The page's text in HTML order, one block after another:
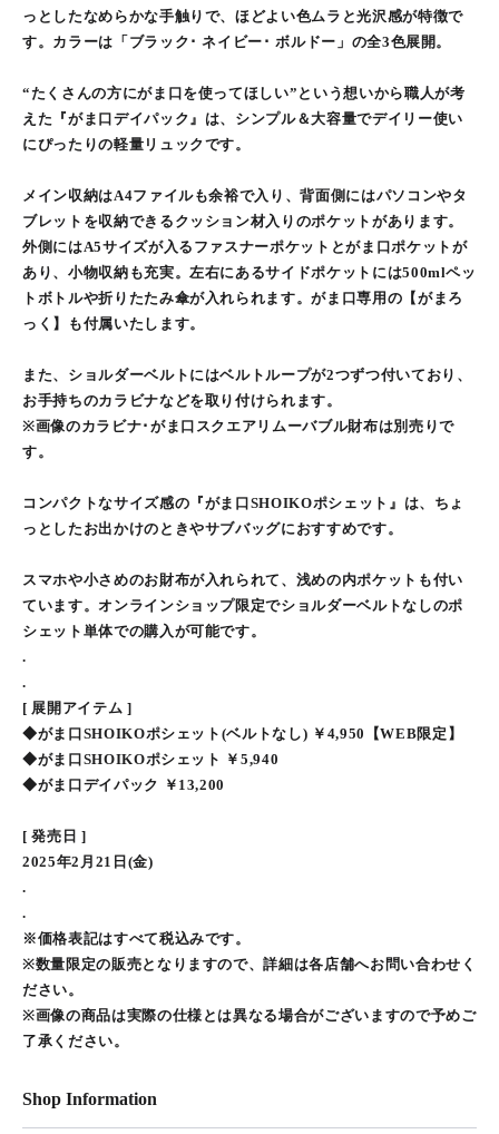
っとしたなめらかな手触りで、ほどよい色ムラと光沢感が特徴で
す。カラーは「ブラック･ ネイビー･ ボルドー」の全3色展開。
“たくさんの方にがま口を使ってほしい”という想いから職人が考
えた『がま口デイパック』は、シンプル＆大容量でデイリー使い
にぴったりの軽量リュックです。
メイン収納はA4ファイルも余裕で入り、背面側にはパソコンやタ
ブレットを収納できるクッション材入りのポケットがあります。
外側にはA5サイズが入るファスナーポケットとがま口ポケットが
あり、小物収納も充実。左右にあるサイドポケットには500mlペッ
トボトルや折りたたみ傘が入れられます。がま口専用の【がまろ
っく】も付属いたします。
また、ショルダーベルトにはベルトループが2つずつ付いており、
お手持ちのカラビナなどを取り付けられます。
※画像のカラビナ･がま口スクエアリムーバブル財布は別売りで
す。
コンパクトなサイズ感の『がま口SHOIKOポシェット』は、ちょ
っとしたお出かけのときやサブバッグにおすすめです。
スマホや小さめのお財布が入れられて、浅めの内ポケットも付い
ています。オンラインショップ限定でショルダーベルトなしのポ
シェット単体での購入が可能です。
.
.
[ 展開アイテム ]
◆がま口SHOIKOポシェット(ベルトなし) ￥4,950【WEB限定】
◆がま口SHOIKOポシェット ￥5,940
◆がま口デイパック ￥13,200
[ 発売日 ]
2025年2月21日(金)
.
.
※価格表記はすべて税込みです。
※数量限定の販売となりますので、詳細は各店舗へお問い合わせく
ださい。
※画像の商品は実際の仕様とは異なる場合がございますので予めご
了承ください。
Shop Information